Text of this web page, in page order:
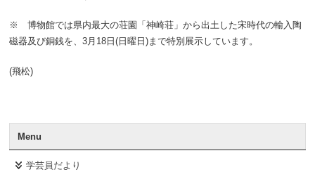
※ 博物館では県内最大の荘園「神崎荘」から出土した宋時代の輸入陶
磁器及び銅銭を、3月18日(日曜日)まで特別展示しています。
(飛松)
Menu
学芸員だより